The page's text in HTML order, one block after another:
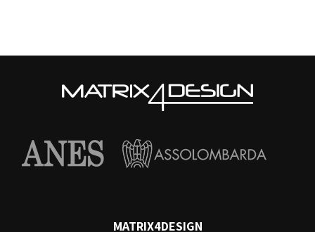
MATRIX4DESIGN